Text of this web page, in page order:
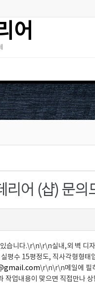
어
리어 (샵) 문의
습니다.\r\n\r\n실내,외 벽 디
평수 15평정도, 직사각형형
\r\n\r\n메일에 필
업내용이 맞으면 직접만나 상